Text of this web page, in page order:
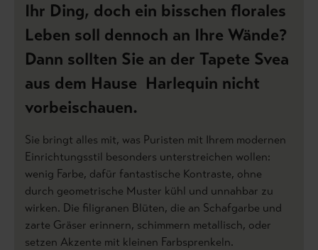
Ihr Ding, doch ein bisschen florales
Leben soll dennoch an Ihre Wände?
Dann sollten Sie an der Tapete Svea
aus dem Hause Harlequin nicht
vorbeischauen.
Sie bringt alles mit, was Puristen mit Ihrem modernen
Einrichtungsstil besonders unterstreichen wollen:
wenig Farbe, dafür fantastische Kontraste, ohne
durch geometrische Muster kühl und unnahbar zu
wirken. Die filigranen Blüten, die an Schafgarbe und
zarte Gräser erinnern, schimmern metallisch, oder
setzen Akzente mit kleinen Farbsprenkeln.